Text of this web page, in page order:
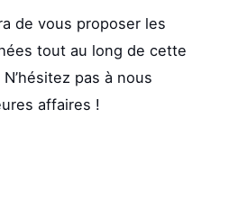
de vous proposer les
tout au long de cette
pas à nous
affaires !